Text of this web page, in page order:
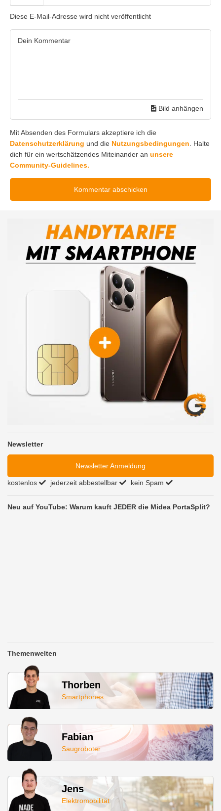
Diese E-Mail-Adresse wird nicht veröffentlicht
Bild anhängen
Mit Absenden des Formulars akzeptiere ich die
Datenschutzerklärung und die Nutzungsbedingungen. Halte
dich für ein wertschätzendes Miteinander an unsere
Community-Guidelines.
Newsletter
Newsletter Anmeldung
kostenlos jederzeit abbestellbar kein Spam
Neu auf YouTube: Warum kauft JEDER die Midea PortaSplit?
Themenwelten
Thorben
Smartphones
Fabian
Saugroboter
Jens
Elektromobilität